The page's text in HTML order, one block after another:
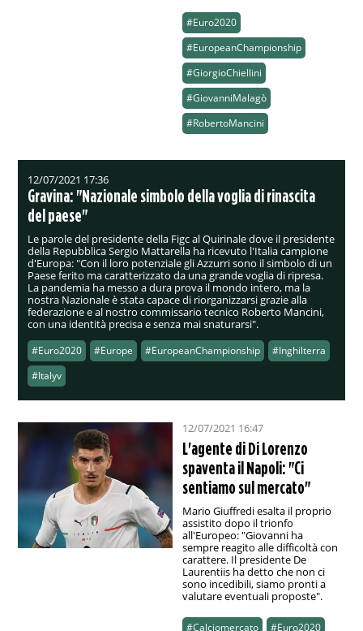
#Euro2020
#EuropeanChampionship
#GiorgioChiellini
#GiovanniMalagò
#RobertoMancini
12/07/2021 17:36
Gravina: "Nazionale simbolo della voglia di rinascita
del paese"
Le parole del presidente della Figc al Quirinale dove il presidente
della Repubblica Sergio Mattarella ha ricevuto l'Italia campione
d'Europa: "Con il loro potenziale gli Azzurri sono il simbolo di un
Paese ferito ma caratterizzato da una grande voglia di ripresa.
La pandemia ha messo a dura prova il mondo intero, ma la
nostra Nazionale è stata capace di riorganizzarsi grazie alla
federazione e al nostro commissario tecnico Roberto Mancini,
con una identità precisa e senza mai snaturarsi".
#Euro2020 #Europe #EuropeanChampionship
#Inghilterra
#Italyv
12/07/2021 16:47
L'agente di Di Lorenzo
spaventa il Napoli: "Ci
sentiamo sul mercato"
Mario Giuffredi esalta il proprio
assistito dopo il trionfo
all'Europeo: "Giovanni ha
sempre reagito alle difficoltà con
carattere. Il presidente De
Laurentiis ha detto che non ci
sono incedibili, siamo pronti a
valutare eventuali proposte".
#Calciomercato
#Euro2020